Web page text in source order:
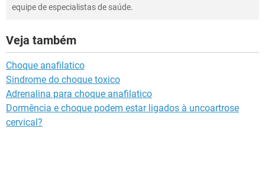
equipe de especialistas de saúde.
Veja também
Choque anafilatico
Sindrome do choque toxico
Adrenalina para choque anafilatico
Dormência e choque podem estar ligados à uncoartrose
cervical?